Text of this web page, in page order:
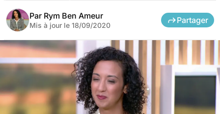
Par Rym Ben Ameur
Mis à jour le 18/09/2020
Partager